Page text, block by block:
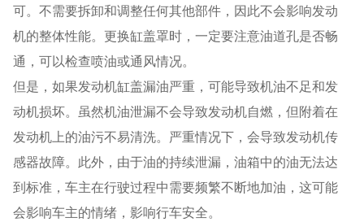
可。不需要拆卸和调整任何其他部件，因此不会影响发动
机的整体性能。更换缸盖罩时，一定要注意油道孔是否畅
通，可以检查喷油或通风情况。
但是，如果发动机缸盖漏油严重，可能导致机油不足和发
动机损坏。虽然机油泄漏不会导致发动机自燃，但附着在
发动机上的油污不易清洗。严重情况下，会导致发动机传
感器故障。此外，由于油的持续泄漏，油箱中的油无法达
到标准，车主在行驶过程中需要频繁不断地加油，这可能
会影响车主的情绪，影响行车安全。